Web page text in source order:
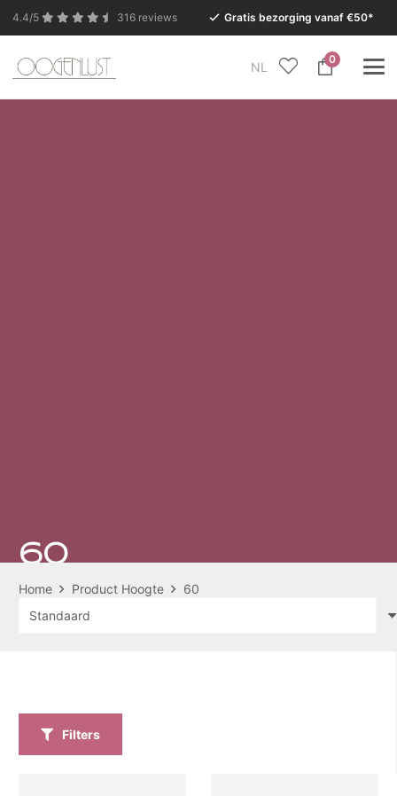
4.4/5 316 reviews Gratis bezorging vanaf €50*
NL
0
In verband met de zomervakantie is onze Conceptstore
in Eersel van maandag 27 juli t/m dinsdag 11 augustus
60
Home Product Hoogte 60
Filters